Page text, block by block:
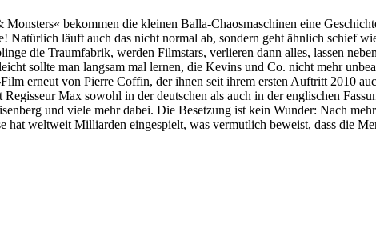
bekommen die kleinen Balla-Chaosmaschinen eine
läuft auch das nicht normal ab, sondern geht ähnlich schief
die Traumfabrik, werden Filmstars, verlieren dann alles, lassen
sollte man langsam mal lernen, die Kevins und Co. nicht mehr
erneut von Pierre Coffin, der ihnen seit ihrem ersten Auftritt 2010
Regisseur Max sowohl in der deutschen als auch in der englischen
und viele mehr dabei. Die Besetzung ist kein Wunder: Nach
hat weltweit Milliarden eingespielt, was vermutlich beweist, dass die